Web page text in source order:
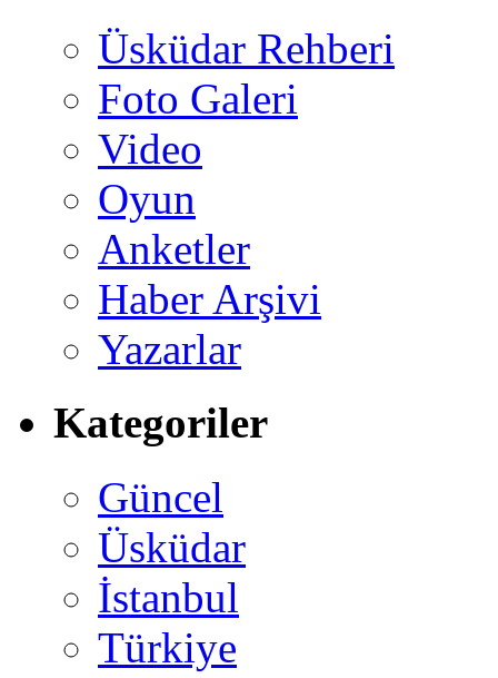
Üsküdar Rehberi
Foto Galeri
Video
Oyun
Anketler
Haber Arşivi
Yazarlar
Kategoriler
Güncel
Üsküdar
İstanbul
Türkiye